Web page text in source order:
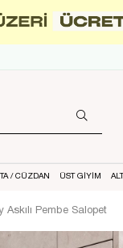
/ CÜZDAN ÜST GİYİM
Askılı Pembe Salopet